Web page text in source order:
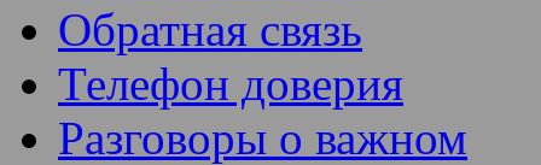
Обратная связь
Телефон доверия
Разговоры о важном